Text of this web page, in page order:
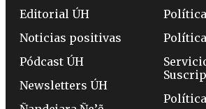
Editorial ÚH
Noticias positivas
Pódcast ÚH
Newsletters ÚH